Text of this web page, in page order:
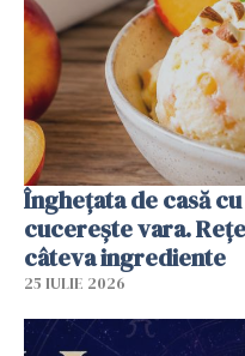
Înghețata de casă
cucerește vara.
câteva ingrediente
25 IULIE 2026